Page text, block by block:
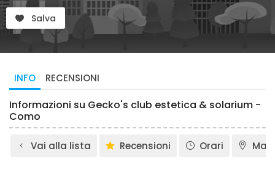
Salva
INFO RECENSIONI
Informazioni su Gecko's club estetica & solarium -
Como
Vai alla lista Recensioni Orari